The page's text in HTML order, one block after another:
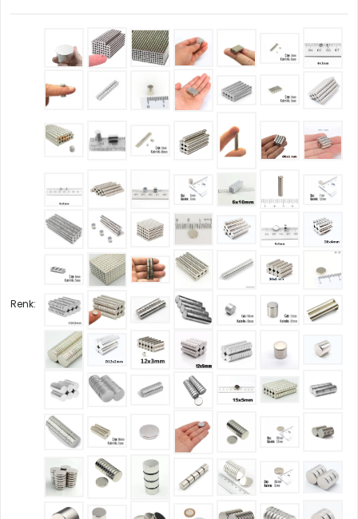
Renk: